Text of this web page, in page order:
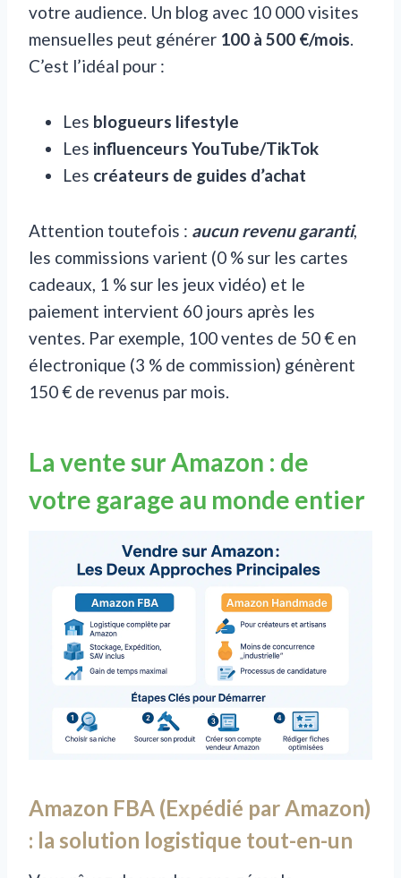
votre audience. Un blog avec 10 000 visites
mensuelles peut générer 100 à 500 €/mois.
C’est l’idéal pour :
Les blogueurs lifestyle
Les influenceurs YouTube/TikTok
Les créateurs de guides d’achat
Attention toutefois : aucun revenu garanti,
les commissions varient (0 % sur les cartes
cadeaux, 1 % sur les jeux vidéo) et le
paiement intervient 60 jours après les
ventes. Par exemple, 100 ventes de 50 € en
électronique (3 % de commission) génèrent
150 € de revenus par mois.
La vente sur Amazon : de
votre garage au monde entier
Amazon FBA (Expédié par Amazon)
: la solution logistique tout-en-un